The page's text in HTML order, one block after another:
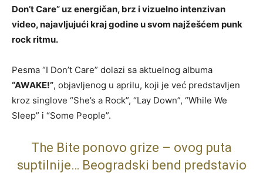
Don’t Care” uz energičan, brz i vizuelno intenzivan
video, najavljujući kraj godine u svom najžešćem punk
rock ritmu.
Pesma “I Don’t Care” dolazi sa aktuelnog albuma
“AWAKE!”, objavljenog u aprilu, koji je već predstavljen
kroz singlove “She’s a Rock”, “Lay Down”, “While We
Sleep” i “Some People”.
The Bite ponovo grize – ovog puta
suptilnije… Beogradski bend predstavio